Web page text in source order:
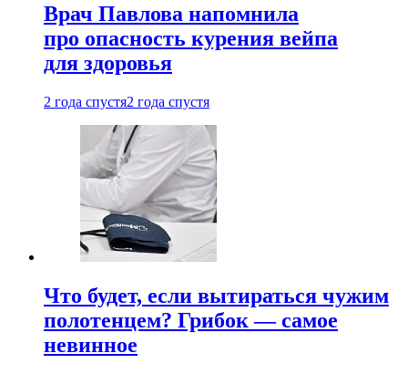
Врач Павлова напомнила
про опасность курения вейпа
для здоровья
2 года спустя2 года спустя
Что будет, если вытираться чужим
полотенцем? Грибок — самое
невинное